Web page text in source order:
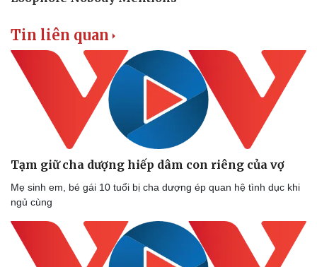
Tin liên quan
Tạm giữ cha dượng hiếp dâm con riêng của vợ
Mẹ sinh em, bé gái 10 tuổi bị cha dượng ép quan hệ tình dục khi
ngủ cùng